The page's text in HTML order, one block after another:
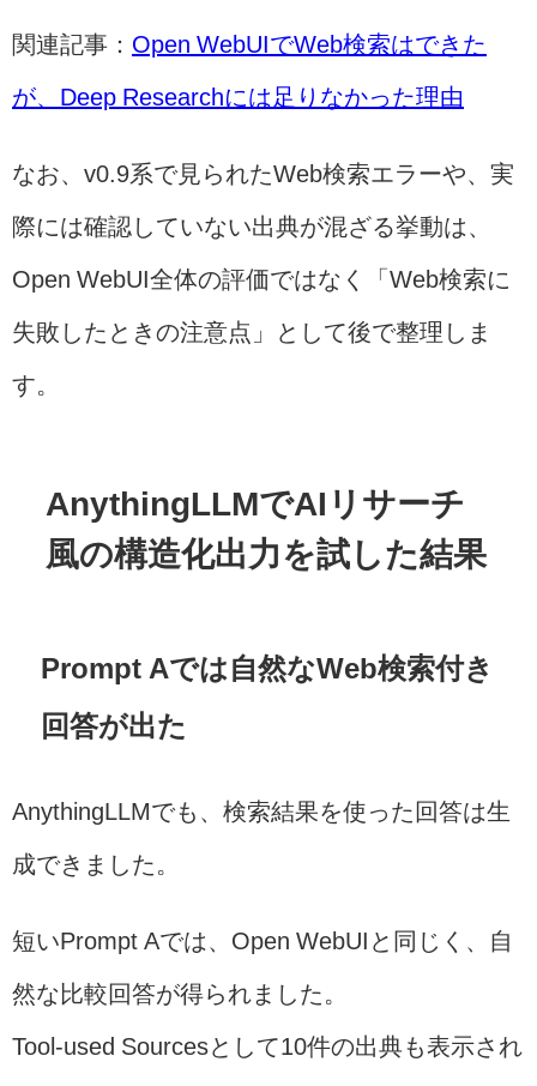
関連記事： Open WebUIでWeb検索はできた
が、Deep Researchには足りなかった理由
なお、v0.9系で見られたWeb検索エラーや、実
際には確認していない出典が混ざる挙動は、
Open WebUI全体の評価ではなく「Web検索に
失敗したときの注意点」として後で整理しま
す。
AnythingLLMでAIリサーチ
風の構造化出力を試した結果
Prompt Aでは自然なWeb検索付き
回答が出た
AnythingLLMでも、検索結果を使った回答は生
成できました。
短いPrompt Aでは、Open WebUIと同じく、自
然な比較回答が得られました。
Tool-used Sourcesとして10件の出典も表示され